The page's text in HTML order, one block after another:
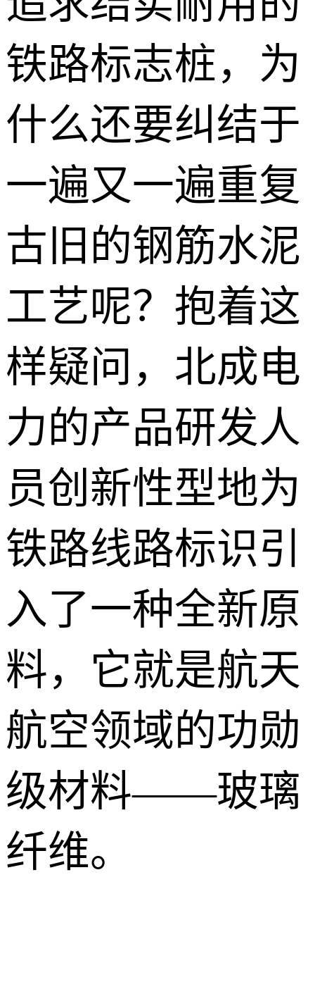
铁路标志桩，为
什么还要纠结于
一遍又一遍重复
古旧的钢筋水泥
工艺呢？抱着这
样疑问，北成电
力的产品研发人
员创新性型地为
铁路线路标识引
入了一种全新原
料，它就是航天
航空领域的功勋
级材料——玻璃
纤维。